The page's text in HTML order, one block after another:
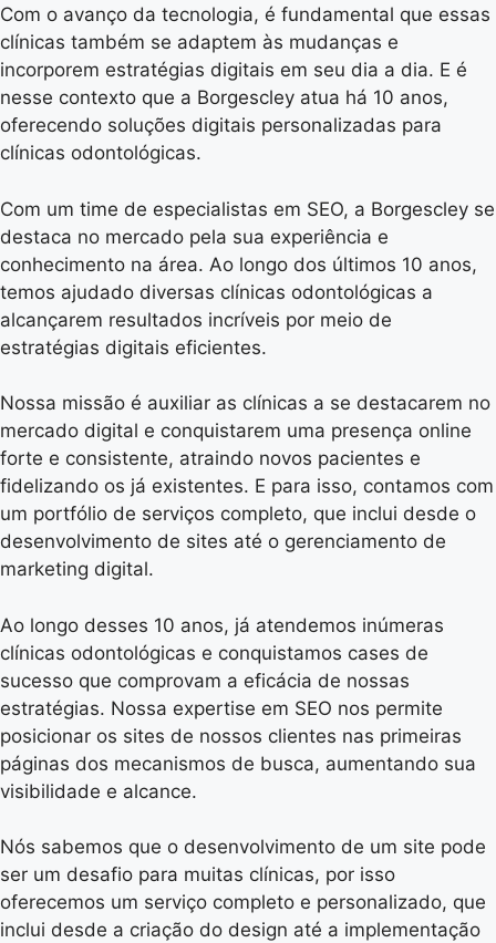
Com o avanço da tecnologia, é fundamental que essas
clínicas também se adaptem às mudanças e
incorporem estratégias digitais em seu dia a dia. E é
nesse contexto que a Borgescley atua há 10 anos,
oferecendo soluções digitais personalizadas para
clínicas odontológicas.
Com um time de especialistas em SEO, a Borgescley se
destaca no mercado pela sua experiência e
conhecimento na área. Ao longo dos últimos 10 anos,
temos ajudado diversas clínicas odontológicas a
alcançarem resultados incríveis por meio de
estratégias digitais eficientes.
Nossa missão é auxiliar as clínicas a se destacarem no
mercado digital e conquistarem uma presença online
forte e consistente, atraindo novos pacientes e
fidelizando os já existentes. E para isso, contamos com
um portfólio de serviços completo, que inclui desde o
desenvolvimento de sites até o gerenciamento de
marketing digital.
Ao longo desses 10 anos, já atendemos inúmeras
clínicas odontológicas e conquistamos cases de
sucesso que comprovam a eficácia de nossas
estratégias. Nossa expertise em SEO nos permite
posicionar os sites de nossos clientes nas primeiras
páginas dos mecanismos de busca, aumentando sua
visibilidade e alcance.
Nós sabemos que o desenvolvimento de um site pode
ser um desafio para muitas clínicas, por isso
oferecemos um serviço completo e personalizado, que
inclui desde a criação do design até a implementação